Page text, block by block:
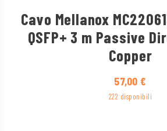
Cavo Mellanox
QSFP+ 3 m Passive
Copper
57,00€
222 disponibili